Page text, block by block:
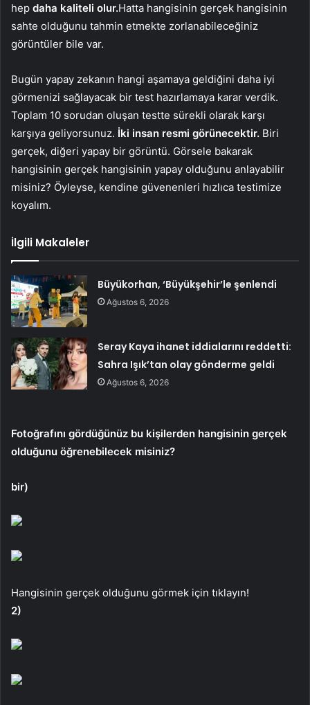
hep daha kaliteli olur.Hatta hangisinin gerçek hangisinin
sahte olduğunu tahmin etmekte zorlanabileceğiniz
görüntüler bile var.
Bugün yapay zekanın hangi aşamaya geldiğini daha iyi
görmenizi sağlayacak bir test hazırlamaya karar verdik.
Toplam 10 sorudan oluşan testte sürekli olarak karşı
karşıya geliyorsunuz. İki insan resmi görünecektir. Biri
gerçek, diğeri yapay bir görüntü. Görsele bakarak
hangisinin gerçek hangisinin yapay olduğunu anlayabilir
misiniz? Öyleyse, kendine güvenenleri hızlıca testimize
koyalım.
İlgili Makaleler
Büyükorhan, ‘Büyükşehir’le şenlendi
Ağustos 6, 2026
Seray Kaya ihanet iddialarını reddetti:
Sahra Işık’tan olay gönderme geldi
Ağustos 6, 2026
Fotoğrafını gördüğünüz bu kişilerden hangisinin gerçek
olduğunu öğrenebilecek misiniz?
bir)
Hangisinin gerçek olduğunu görmek için tıklayın!
2)